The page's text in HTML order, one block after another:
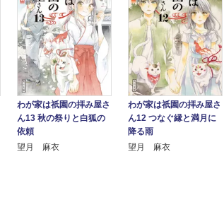
わが家は祇園の拝み屋さ
ん13 秋の祭りと白狐の
依頼
望月 麻衣
わが家は祇園の拝み屋さ
ん12 つなぐ縁と満月に
降る雨
望月 麻衣